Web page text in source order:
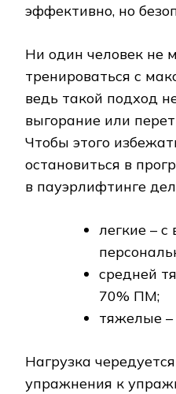
эффективно, но
Ни один человек не
тренироваться с
ведь такой подход
выгорание или
Чтобы этого
остановиться в
в пауэрлифтинге
легкие – с
средней
70% ПМ;
тяжелые
Нагрузка
упражнения к